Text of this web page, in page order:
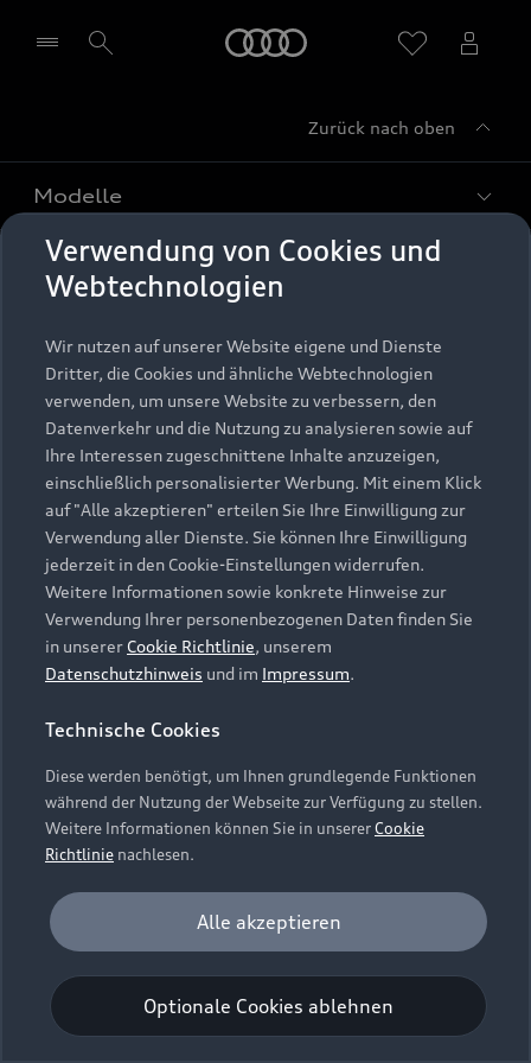
Zurück nach oben
Modelle
Alle Modelle
Elektromodelle
Plug-in-Hybride
Kaufen & leasen
Neuwagensuche
Gebrauchtwagensuche
Gebrauchtwagen
Finanzierung
Aktionen & Angebote
Geschäftskunden
Saisonale Angebote
Audi Services
Garantie
Audi digital services
myAudi
Support
Kundenservice
Händlersuche
Audi Code
Häufige Fragen (FAQ)
Audi Online Beratung
Bordbuch & Bedienungsanleitungen
Verträge kündigen
Vertrag widerrufen
Über Audi
Unternehmen
Karriere
Investor Relations
Presse & Media Center
Datenschutz
Audi erleben
Newsletter
© 2026 AUDI AG. Alle Rechte vorbehalten
Datenschutzinformation
Cookie-Richtlinie
Barrierefreiheit
Digital Services Act
EU Data Act
Embleme am Fahrzeug bei allen Abbildungen auf dieser
Webseite kann abweichen.
Verwendung von Cookies und
Webtechnologien
Wir nutzen auf unserer Website eigene und Dienste
Dritter, die Cookies und ähnliche Webtechnologien
verwenden, um unsere Website zu verbessern, den
Datenverkehr und die Nutzung zu analysieren sowie auf
Ihre Interessen zugeschnittene Inhalte anzuzeigen,
einschließlich personalisierter Werbung. Mit einem Klick
auf "Alle akzeptieren" erteilen Sie Ihre Einwilligung zur
Verwendung aller Dienste. Sie können Ihre Einwilligung
jederzeit in den Cookie-Einstellungen widerrufen.
Weitere Informationen sowie konkrete Hinweise zur
Verwendung Ihrer personenbezogenen Daten finden Sie
in unserer Cookie Richtlinie, unserem
Datenschutzhinweis und im Impressum.
Technische Cookies
Diese werden benötigt, um Ihnen grundlegende Funktionen
während der Nutzung der Webseite zur Verfügung zu stellen.
Weitere Informationen können Sie in unsererCookie
Richtlinie nachlesen.
Analyse und Statistik
Performance Cookies sammeln Informationen
darüber, wie unsere Webseite genutzt wird (z. B.
Anzahl der Besuche, Verweildauer). Diese Cookies
werden zur Optimierung der Webseite verwendet.
Optionale Cookies ablehnen
Alle akzeptieren